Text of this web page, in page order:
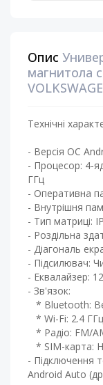
Опис
магнитола
Технічні
- Версія ОС
- Процесор: 4-
ГГц ​
- Оперативна
- Внутрішня
- Тип матриці:
- Роздільна
- Діагональ
- Підсилювач:
- Еквалайзер:
- Зв'язок:
* Bluetooth:
* Wi-Fi: 2.4 ГГц
* Радіо: FM/
* SIM-карта:
- Підключення
Android Auto